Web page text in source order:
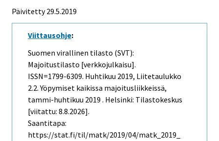
Päivitetty 29.5.2019
Viittausohje:
Suomen virallinen tilasto (SVT):
Majoitustilasto [verkkojulkaisu].
ISSN=1799-6309. Huhtikuu 2019, Liitetaulukko
2.2. Yöpymiset kaikissa majoitusliikkeissä,
tammi-huhtikuu 2019 . Helsinki: Tilastokeskus
[viitattu: 8.8.2026].
Saantitapa:
https://stat.fi/til/matk/2019/04/matk_2019_